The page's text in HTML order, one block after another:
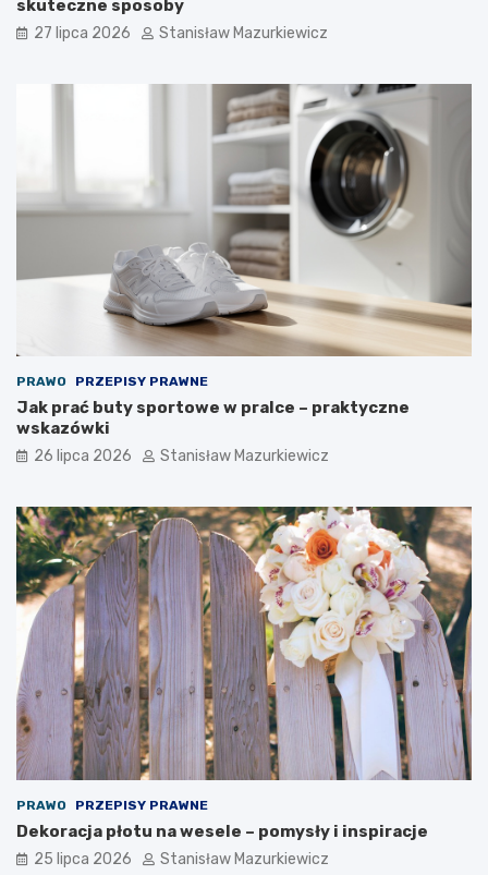
skuteczne sposoby
27 lipca 2026 Stanisław Mazurkiewicz
PRAWO PRZEPISY PRAWNE
Jak prać buty sportowe w pralce – praktyczne
wskazówki
26 lipca 2026 Stanisław Mazurkiewicz
PRAWO PRZEPISY PRAWNE
Dekoracja płotu na wesele – pomysły i inspiracje
25 lipca 2026 Stanisław Mazurkiewicz